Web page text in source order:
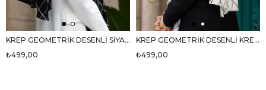
KREP GEOMETRİK DESENLİ SİYAH RENKLİ 75X195 KIRIŞMAZ ŞAL
₺499,00
KREP GEOMETRİK DESENLİ KREM RENKLİ 75X195 KIRIŞMAZ ŞAL
₺499,00